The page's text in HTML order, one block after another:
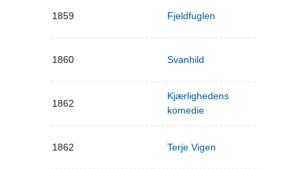
1859 Fjeldfuglen
1860 Svanhild
1862
Kjærlighedens
komedie
1862 Terje Vigen